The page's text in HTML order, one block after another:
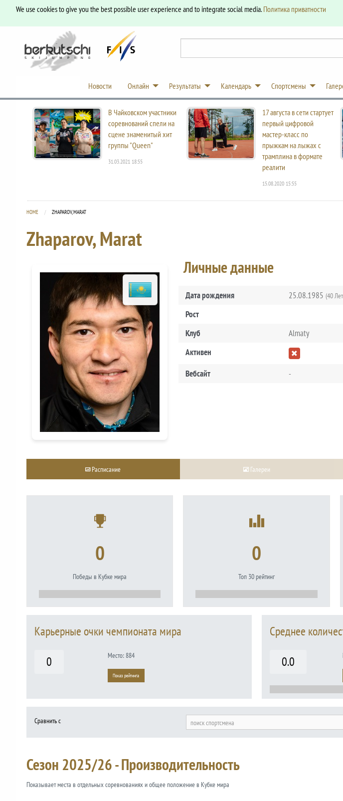
We use cookies to give you the best possible user experience and to integrate social media.Политика приватности
Новости Онлайн Результаты Календарь Спортсмены
В Чайковском участники
соревнований спели на
сцене знаменитый хит
группы "Queen"
31.03.2021 18:55
17 августа в сети стартует
первый цифровой
мастер-класс по
прыжкам на лыжах с
трамплина в формате
реалити
15.08.2020 15:55
HOME CURRENT:
ZHAPAROV, MARAT
Zhaparov, Marat
Личные данные
Дата рождения 25.08.1985 (40
Рост
Клуб
Almaty
Активен
Вебсайт
-
Расписание Галереи
0
Победы в Кубке мира
0
Топ 30 рейтинг
Карьерные очки чемпионата мира
0
Место: 884
Показ рейтинга
Среднее
0.0
Сравнить с поиск спортсмена
Сезон 2025/26 - Производительность
Показывает места в отдельных соревнованиях и общее положение в Кубке мира